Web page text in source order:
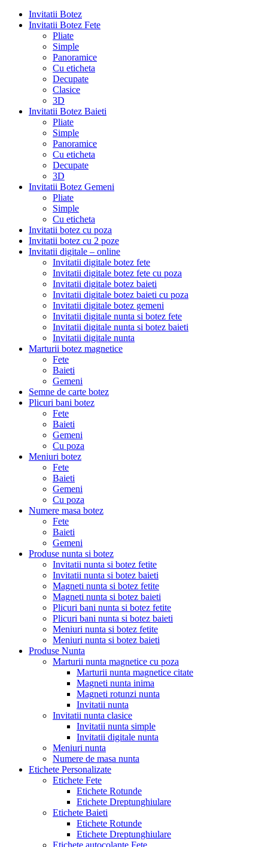
Invitatii Botez
Invitatii Botez Fete
Pliate
Simple
Panoramice
Cu eticheta
Decupate
Clasice
3D
Invitatii Botez Baieti
Pliate
Simple
Panoramice
Cu eticheta
Decupate
3D
Invitatii Botez Gemeni
Pliate
Simple
Cu eticheta
Invitatii botez cu poza
Invitatii botez cu 2 poze
Invitatii digitale – online
Invitatii digitale botez fete
Invitatii digitale botez fete cu poza
Invitatii digitale botez baieti
Invitatii digitale botez baieti cu poza
Invitatii digitale botez gemeni
Invitatii digitale nunta si botez fete
Invitatii digitale nunta si botez baieti
Invitatii digitale nunta
Marturii botez magnetice
Fete
Baieti
Gemeni
Semne de carte botez
Plicuri bani botez
Fete
Baieti
Gemeni
Cu poza
Meniuri botez
Fete
Baieti
Gemeni
Cu poza
Numere masa botez
Fete
Baieti
Gemeni
Produse nunta si botez
Invitatii nunta si botez fetite
Invitatii nunta si botez baieti
Magneti nunta si botez fetite
Magneti nunta si botez baieti
Plicuri bani nunta si botez fetite
Plicuri bani nunta si botez baieti
Meniuri nunta si botez fetite
Meniuri nunta si botez baieti
Produse Nunta
Marturii nunta magnetice cu poza
Marturii nunta magnetice citate
Magneti nunta inima
Magneti rotunzi nunta
Invitatii nunta
Invitatii nunta clasice
Invitatii nunta simple
Invitatii digitale nunta
Meniuri nunta
Numere de masa nunta
Etichete Personalizate
Etichete Fete
Etichete Rotunde
Etichete Dreptunghiulare
Etichete Baieti
Etichete Rotunde
Etichete Dreptunghiulare